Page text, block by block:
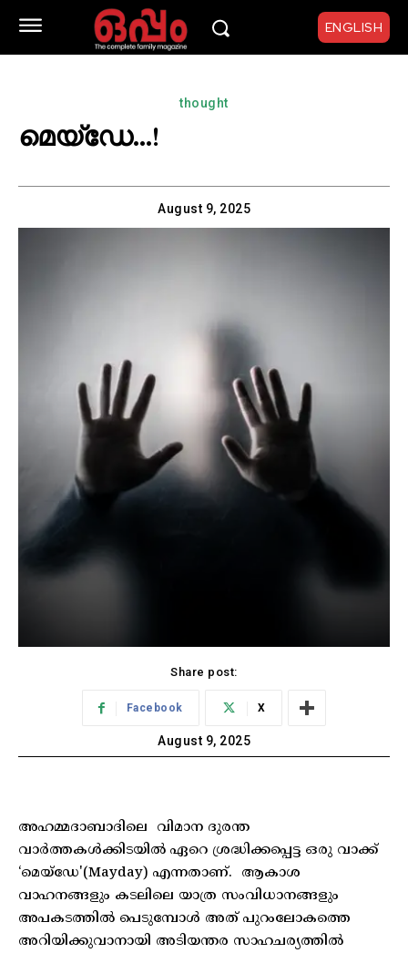
ENGLISH
thought
മെയ്‌ഡേ…!
August 9, 2025
Share post:
Facebook X
August 9, 2025
അഹമ്മദാബാദിലെ വിമാന ദുരന്ത
വാർത്തകൾക്കിടയിൽ ഏറെ ശ്രദ്ധിക്കപ്പെട്ട ഒരു വാക്ക്
‘മെയ്‌ഡേ'(Mayday) എന്നതാണ്. ആകാശ
വാഹനങ്ങളും കടലിലെ യാത്ര സംവിധാനങ്ങളും
അപകടത്തിൽ പെടുമ്പോൾ അത് പുറംലോകത്തെ
അറിയിക്കുവാനായി അടിയന്തര സാഹചര്യത്തിൽ